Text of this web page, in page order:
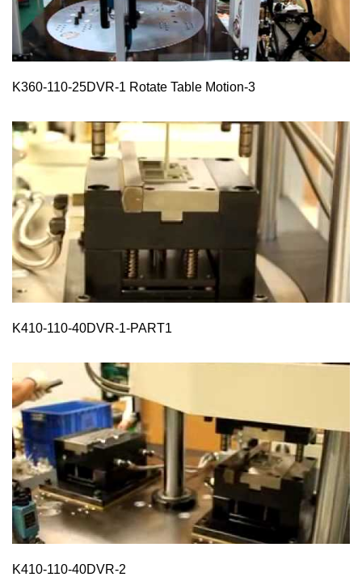
K360-110-25DVR-1 Rotate Table Motion-3
K410-110-40DVR-1-PART1
K410-110-40DVR-2